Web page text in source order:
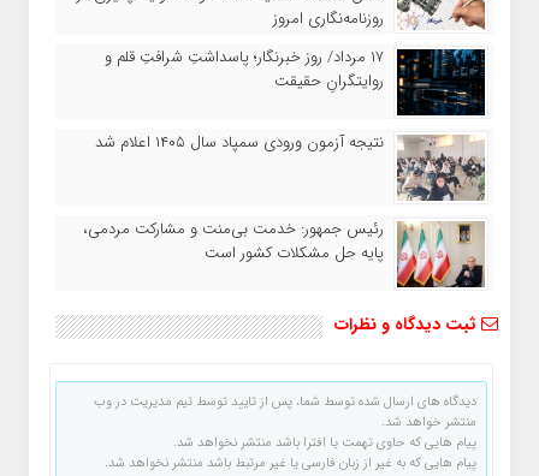
روزنامه‌نگاری امروز
۱۷ مرداد/ روز خبرنگار؛ پاسداشتِ شرافتِ قلم و
روایتگرانِ حقیقت
نتیجه آزمون ورودی سمپاد سال ۱۴۰۵ اعلام شد
رئیس جمهور: خدمت بی‌منت و مشارکت مردمی،
پایه حل مشکلات کشور است
ثبت دیدگاه و نظرات
دیدگاه های ارسال شده توسط شما، پس از تایید توسط تیم مدیریت در وب
منتشر خواهد شد.
پیام هایی که حاوی تهمت یا افترا باشد منتشر نخواهد شد.
پیام هایی که به غیر از زبان فارسی یا غیر مرتبط باشد منتشر نخواهد شد.